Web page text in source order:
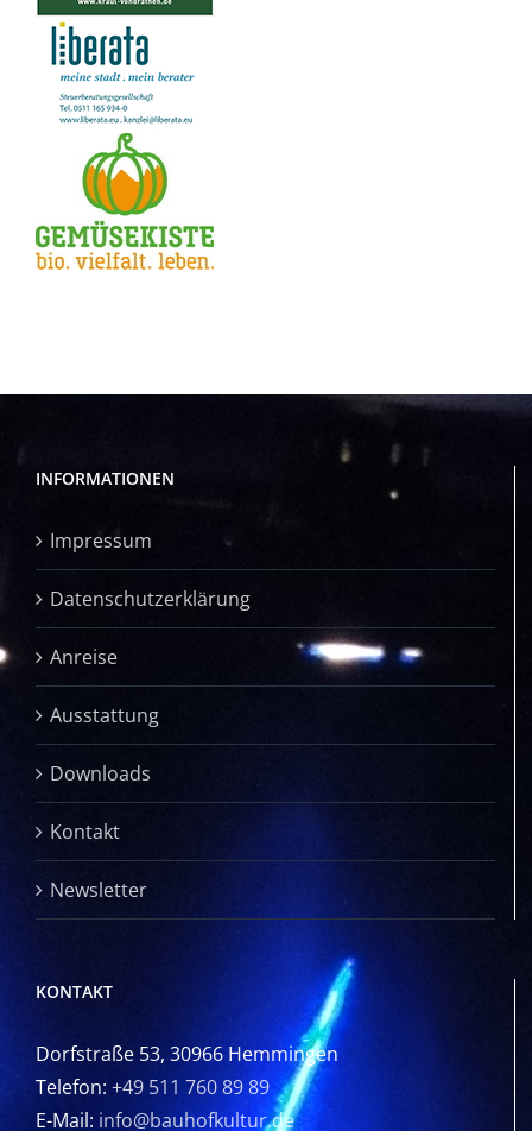
INFORMATIONEN
Impressum
Datenschutzerklärung
Anreise
Ausstattung
Downloads
Kontakt
Newsletter
KONTAKT
Dorfstraße 53, 30966 Hemmingen
Telefon: +49 511 760 89 89
E-Mail: info@bauhofkultur.de